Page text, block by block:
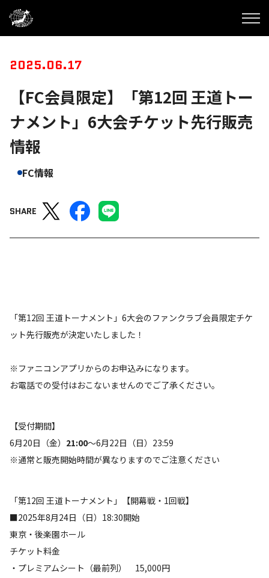
2025.06.17
【FC会員限定】「第12回 王道トー
ナメント」6大会チケット先行販売
情報
FC情報
SHARE
「第12回 王道トーナメント」6大会のファンクラブ会員限定チケ
ット先行販売が決定いたしました！
※ファニコンアプリからのお申込みになります。
お電話での受付はおこないませんのでご了承ください。
【受付期間】
6月20日（金） 21:00～6月22日（日）23:59
※通常と販売開始時間が異なりますのでご注意ください
「第12回 王道トーナメント」【開幕戦・1回戦】
■2025年8月24日（日）18:30開始
東京・後楽園ホール
チケット料金
・プレミアムシート（最前列） 15,000円